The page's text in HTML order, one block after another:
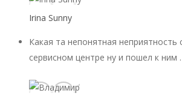
Irina Sunny
Какая та непонятная
сервисном центре ну и пошел к